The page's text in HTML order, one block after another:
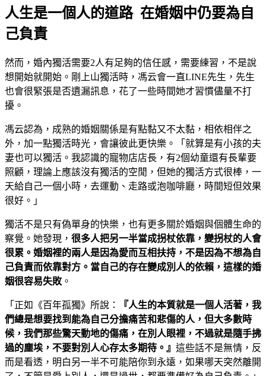
人生是一個人的道路 在婚姻中仍要為自
己負責
然而，婚內獨活需要2人有足夠的信任感，需要練習，不是說
想開始就開始。剛上山獨活時，馮云會一直LINE先生，先生
也會很緊張是否遺漏訊息，花了一些時間她才習慣儘量不打
擾。
馮云認為，成熟的婚姻關係是有點黏又不太黏，相依相伴之
外，加一點獨活時光，會讓彼此更快樂。「就算是有小孩的夫
妻也可以獨活。我認識的寵物店店長，有2個幼童還有長輩要
照顧，理論上應該沒有獨活的空閒，但她的獨活方式很棒，一
天給自己一個小時，去運動、走路或泡咖啡廳，時間短但效果
很好。」
獨活不是只有偽單身的快樂，也有更多關於婚姻與個體生命的
察覺。她發現， 很多人把另一半當成拐杖依靠，變拐杖的人會
很累。婚姻裡的兩人是因為愛而互相扶持，不是因為不想為自
己負責而依靠對方。當自己的存在變成別人的依賴，這樣的婚
姻很容易失敗 。
「正如《百年孤獨》所說：
『人生的本質就是一個人活著，我
們總是想要找到能為自己分擔痛苦和悲傷的人，但大多數時
候，我們那些驚天動地的傷痛，在別人眼裡，不過就是隨手拂
過的塵埃，不要對別人心存太多期待。』 這些話不是無情，反
而是看透，明白另一半不可能陪你到永遠，如果哪天突然離開